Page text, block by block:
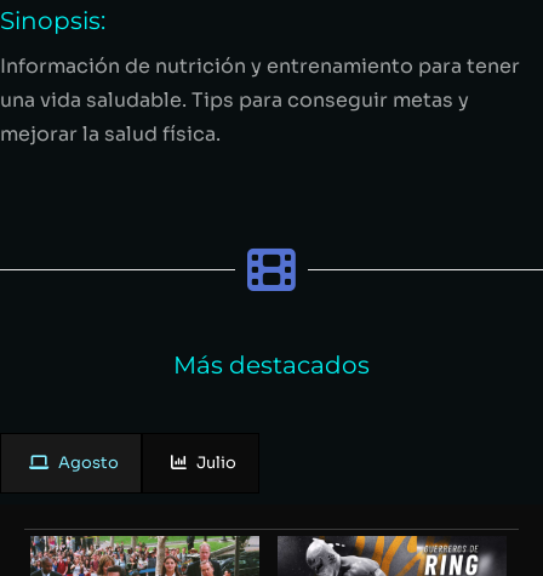
Sinopsis:
Información de nutrición y entrenamiento para tener
una vida saludable. Tips para conseguir metas y
mejorar la salud física.
Más destacados
Agosto Julio